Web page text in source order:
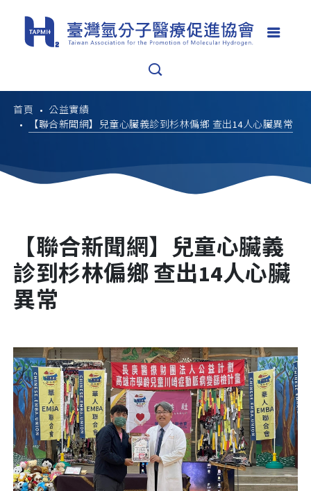
首頁
公益實績
【聯合新聞網】兒童心臟義診到杉林偏鄉 查出14人心臟異常
【聯合新聞網】兒童心臟義
診到杉林偏鄉 查出14人心臟
異常